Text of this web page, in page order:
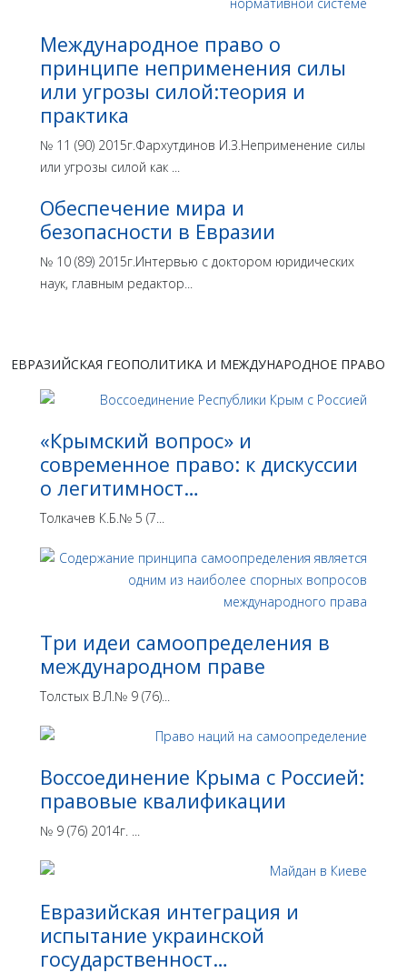
Международное право о
принципе неприменения силы
или угрозы силой:теория и
практика
№ 11 (90) 2015г.Фархутдинов И.З.Неприменение силы
или угрозы силой как ...
Обеспечение мира и
безопасности в Евразии
№ 10 (89) 2015г.Интервью с доктором юридических
наук, главным редактор...
ЕВРАЗИЙСКАЯ ГЕОПОЛИТИКА И МЕЖДУНАРОДНОЕ ПРАВО
«Крымский вопрос» и
современное право: к дискуссии
о легитимност…
Толкачев К.Б.№ 5 (7...
Три идеи самоопределения в
международном праве
Толстых В.Л.№ 9 (76)...
Воссоединение Крыма с Россией:
правовые квалификации
№ 9 (76) 2014г. ...
Евразийская интеграция и
испытание украинской
государственност…